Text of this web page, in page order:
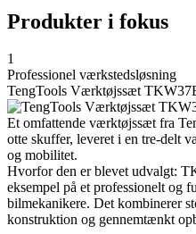
Produkter i fokus
1
Professionel værkstedsløsning
TengTools Værktøjssæt
Et omfattende værktøjssæt fra
otte skuffer, leveret i en tre-delt
og mobilitet.
Hvorfor den er blevet udvalgt:
eksempel på et professionelt og
bilmekanikere. Det kombinerer
konstruktion og gennemtænkt